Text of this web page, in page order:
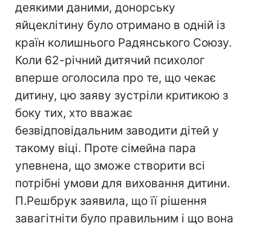
деякими даними, донорську
яйцеклітину було отримано в одній із
країн колишнього Радянського Союзу.
Коли 62-річний дитячий психолог
вперше оголосила про те, що чекає
дитину, цю заяву зустріли критикою з
боку тих, хто вважає
безвідповідальним заводити дітей у
такому віці. Проте сімейна пара
упевнена, що зможе створити всі
потрібні умови для виховання дитини.
П.Решбрук заявила, що її рішення
завагітніти було правильним і що вона